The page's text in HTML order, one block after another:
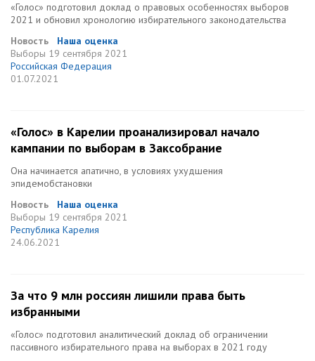
«Голос» подготовил доклад о правовых особенностях выборов
2021 и обновил хронологию избирательного законодательства
Новость
Наша оценка
Выборы 19 сентября 2021
Российская Федерация
01.07.2021
«Голос» в Карелии проанализировал начало
кампании по выборам в Заксобрание
Она начинается апатично, в условиях ухудшения
эпидемобстановки
Новость
Наша оценка
Выборы 19 сентября 2021
Республика Карелия
24.06.2021
За что 9 млн россиян лишили права быть
избранными
«Голос» подготовил аналитический доклад об ограничении
пассивного избирательного права на выборах в 2021 году